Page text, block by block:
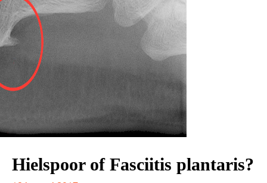
Hielspoor of Fasciitis plantaris?